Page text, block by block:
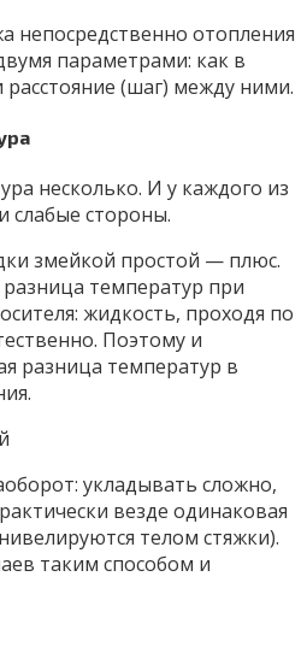
непосредственно отопления
параметрами: как в
расстояние (шаг) между ними.
несколько. И у каждого из
слабые стороны.
змейкой простой — плюс.
температур при
жидкость, проходя по
Поэтому и
разница температур в
укладывать сложно,
везде одинаковая
телом стяжки).
таким способом и